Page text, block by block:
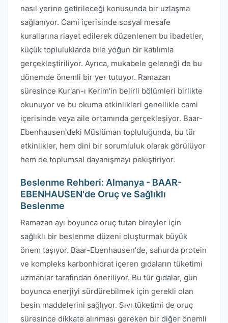
nasıl yerine getirileceği konusunda bir uzlaşma
sağlanıyor. Cami içerisinde sosyal mesafe
kurallarına riayet edilerek düzenlenen bu ibadetler,
küçük topluluklarda bile yoğun bir katılımla
gerçekleştiriliyor. Ayrıca, mukabele geleneği de bu
dönemde önemli bir yer tutuyor. Ramazan
süresince Kur'an-ı Kerim'in belirli bölümleri birlikte
okunuyor ve bu okuma etkinlikleri genellikle cami
içerisinde veya aile ortamında gerçekleşiyor. Baar-
Ebenhausen'deki Müslüman topluluğunda, bu tür
etkinlikler, hem dini bir sorumluluk olarak görülüyor
hem de toplumsal dayanışmayı pekiştiriyor.
Beslenme Rehberi: Almanya - BAAR-
EBENHAUSEN'de Oruç ve Sağlıklı
Beslenme
Ramazan ayı boyunca oruç tutan bireyler için
sağlıklı bir beslenme düzeni oluşturmak büyük
önem taşıyor. Baar-Ebenhausen'de, sahurda protein
ve kompleks karbonhidrat içeren gıdaların tüketimi
uzmanlar tarafından öneriliyor. Bu tür gıdalar, gün
boyunca enerjiyi sürdürebilmek için gerekli olan
besin maddelerini sağlıyor. Sıvı tüketimi de oruç
süresince dikkate alınması gereken bir diğer önemli